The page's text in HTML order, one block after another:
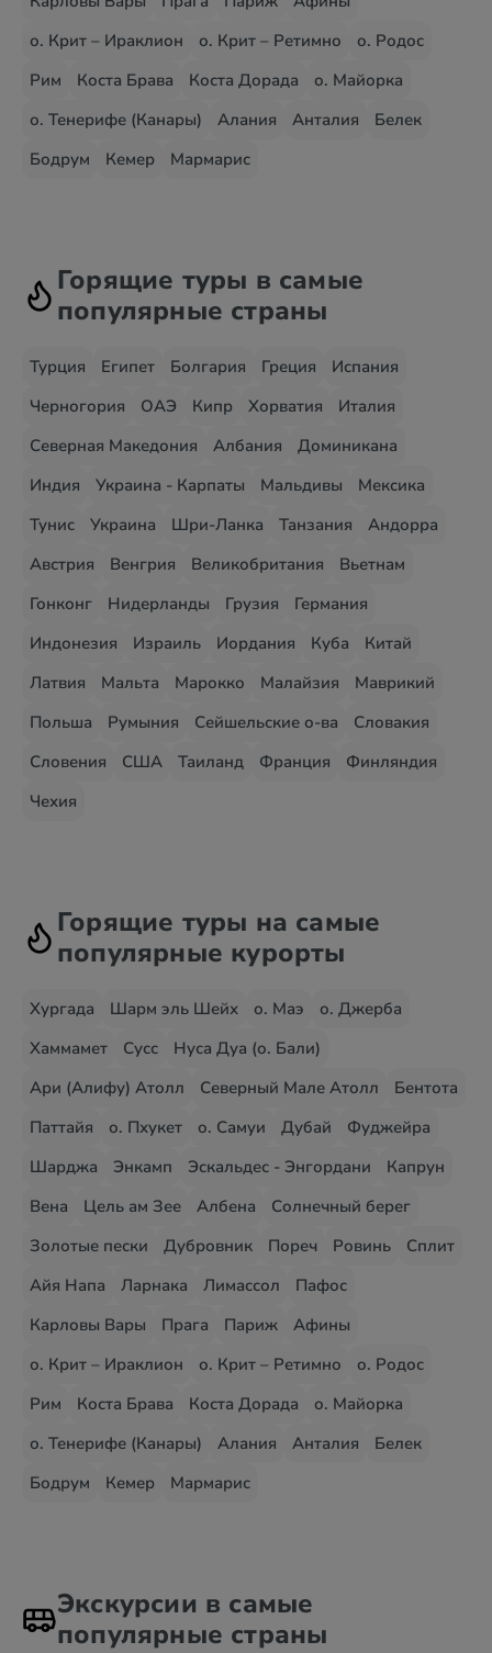
о. Крит – Ираклион
о. Крит – Ретимно
о. Родос
Рим
Коста Брава Коста Дорада
о. Майорка
о. Тенерифе (Канары)
Алания Анталия
Белек
Бодрум
Кемер Мармарис
Горящие туры в самые
популярные страны
Турция Египет Болгария Греция
Испания
Черногория
ОАЭ Кипр Хорватия
Италия
Северная Македония
Албания
Доминикана
Индия
Украина - Карпаты Мальдивы
Мексика
Тунис
Украина Шри-Ланка Танзания
Андорра
Австрия
Венгрия Великобритания
Вьетнам
Гонконг
Нидерланды Грузия
Германия
Индонезия
Израиль Иордания Куба
Китай
Латвия
Мальта Марокко Малайзия
Маврикий
Польша
Румыния Сейшельские о-ва
Словакия
Словения
США Таиланд Франция
Финляндия
Чехия
Горящие туры на самые
популярные курорты
Хургада Шарм эль Шейх о. Маэ
о. Джерба
Хаммамет
Сусс
Нуса Дуа (о. Бали)
Ари (Алифу) Атолл
Северный Мале Атолл
Бентота
Паттайя
о. Пхукет о. Самуи Дубай
Фуджейра
Шарджа
Энкамп Эскальдес - Энгордани
Капрун
Вена
Цель ам Зее Албена
Солнечный берег
Золотые пески
Дубровник Пореч Ровинь
Сплит
Айя Напа
Ларнака Лимассол
Пафос
Карловы Вары
Прага Париж
Афины
о. Крит – Ираклион
о. Крит – Ретимно
о. Родос
Рим
Коста Брава Коста Дорада
о. Майорка
о. Тенерифе (Канары)
Алания Анталия
Белек
Бодрум
Кемер Мармарис
Экскурсии в самые
популярные страны